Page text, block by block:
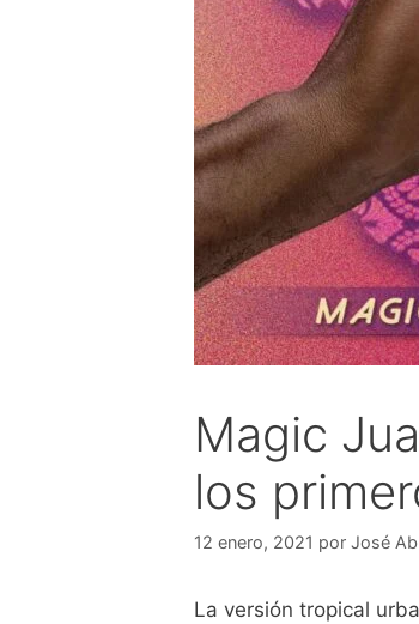
Magic
los
12 enero, 2021 por José
La versión tropical